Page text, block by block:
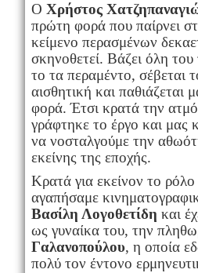
Ο Χρήστος
πρώτη φορά που παίρνει
κείμενο περασμένων
σκηνοθετεί. Βάζει όλη
το τα περαμέντο, σέβεται
αισθητική και παθιάζεται
φορά. Έτσι κρατά την
γράφτηκε το έργο και μας
να νοσταλγούμε την
εκείνης της εποχής.
Κρατά για εκείνον το
αγαπήσαμε
Βασίλη Λογοθετίδη και
ως γυναίκα του, την
Γαλανοπούλου, η οποία
πολύ τον έντονο